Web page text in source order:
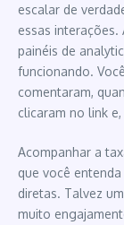
escalar de
essas
painéis de
funcionando.
comentaram,
clicaram no link
Acompanhar a
que você
diretas. Talvez
muito